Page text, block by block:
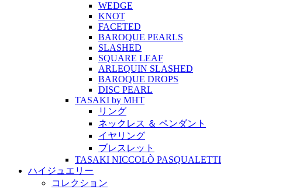
WEDGE
KNOT
FACETED
BAROQUE PEARLS
SLASHED
SQUARE LEAF
ARLEQUIN SLASHED
BAROQUE DROPS
DISC PEARL
TASAKI by MHT
リング
ネックレス ＆ ペンダント
イヤリング
ブレスレット
TASAKI NICCOLÒ PASQUALETTI
ハイジュエリー
コレクション